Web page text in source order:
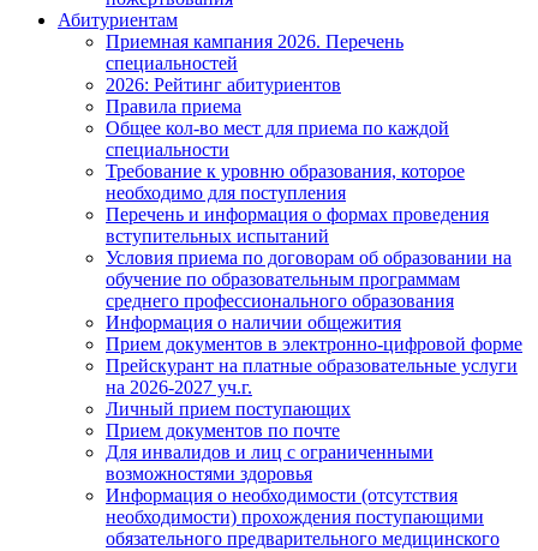
Абитуриентам
Приемная кампания 2026. Перечень
специальностей
2026: Рейтинг абитуриентов
Правила приема
Общее кол-во мест для приема по каждой
специальности
Требование к уровню образования, которое
необходимо для поступления
Перечень и информация о формах проведения
вступительных испытаний
Условия приема по договорам об образовании на
обучение по образовательным программам
среднего профессионального образования
Информация о наличии общежития
Прием документов в электронно-цифровой форме
Прейскурант на платные образовательные услуги
на 2026-2027 уч.г.
Личный прием поступающих
Прием документов по почте
Для инвалидов и лиц с ограниченными
возможностями здоровья
Информация о необходимости (отсутствия
необходимости) прохождения поступающими
обязательного предварительного медицинского